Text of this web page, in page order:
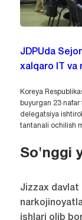
JDPUda
xalqaro IT va
Koreya
buyurgan 23
delegatsiya
tantanali ochilish
So'nggi
Jizzax
ishlari olib